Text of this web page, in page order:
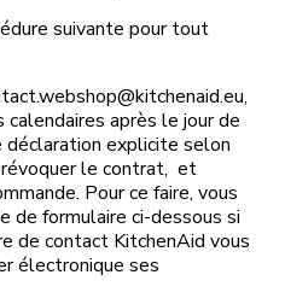
suivante pour tout
après le jour de
déclaration explicite selon
le contrat, et
Pour ce faire, vous
de formulaire ci-dessous si
de contact KitchenAid vous
électronique ses